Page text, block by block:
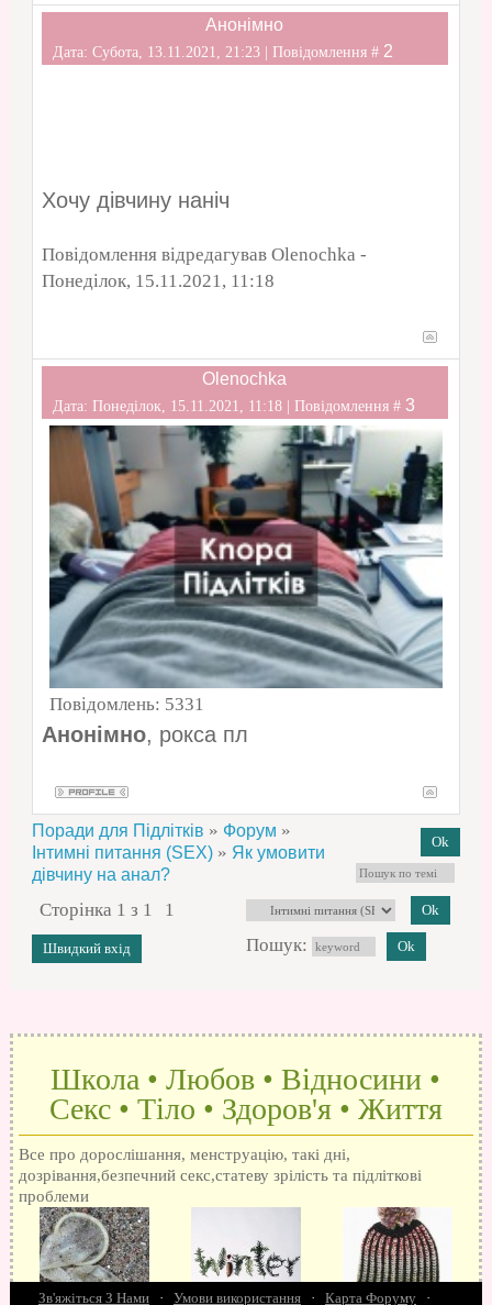
Анонімно
Дата: Субота, 13.11.2021, 21:23 | Повідомлення # 2
Хочу дівчину наніч
Повідомлення відредагував Olenochka -
Понеділок, 15.11.2021, 11:18
Olenochka
Дата: Понеділок, 15.11.2021, 11:18 | Повідомлення # 3
Повідомлень: 5331
Анонімно, рокса пл
Поради для Підлітків » Форум »
Інтимні питання (SEX) » Як умовити
дівчину на анал?
Сторінка 1 з 1
1
Пошук:
Школа • Любов • Відносини •
Секс • Тіло • Здоров'я • Життя
Все про дорослішання, менструацію, такі дні,
дозрівання,безпечний секс,статеву зрілість та підліткові
проблеми
Зв'яжіться З Нами · Умови використання · Карта Форуму ·